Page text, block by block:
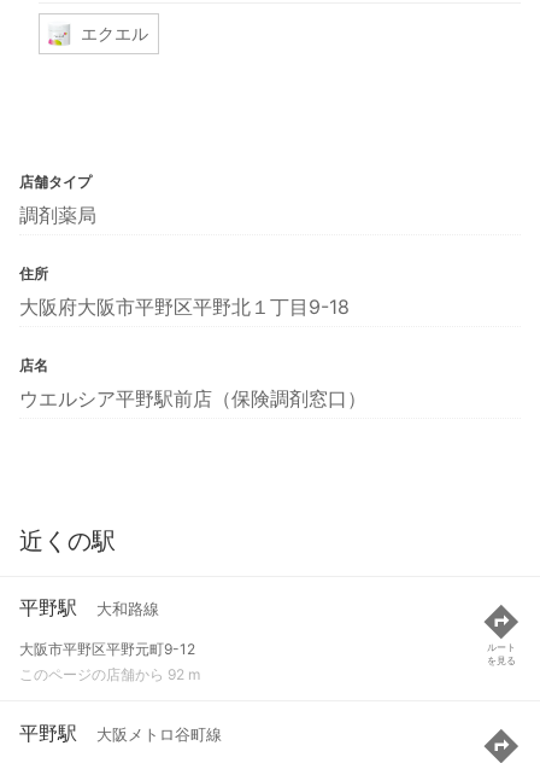
エクエル
店舗タイプ
調剤薬局
住所
大阪府大阪市平野区平野北１丁目9-18
店名
ウエルシア平野駅前店（保険調剤窓口）
近くの駅
平野駅 大和路線
大阪市平野区平野元町9-12
このページの店舗から 92 m
ルート
を見る
平野駅 大阪メトロ谷町線